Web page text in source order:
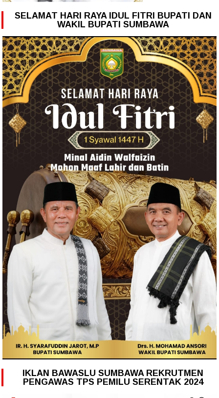
SELAMAT HARI RAYA IDUL FITRI BUPATI DAN
WAKIL BUPATI SUMBAWA
IKLAN BAWASLU SUMBAWA REKRUTMEN
PENGAWAS TPS PEMILU SERENTAK 2024